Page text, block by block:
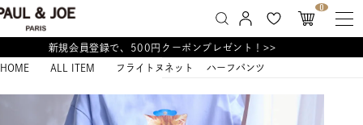
0
新規会員登録で、500円クーポンプレゼント！>>
HOME ALL ITEM フライトヌネット ハーフパンツ